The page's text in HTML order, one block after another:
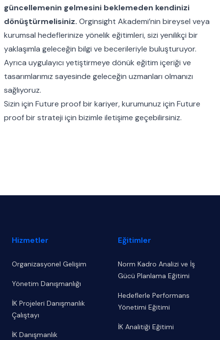
güncellemenin gelmesini beklemeden kendinizi
dönüştürmelisiniz. Orginsight Akademi’nin bireysel veya
kurumsal hedeflerinize yönelik eğitimleri, sizi yenilikçi bir
yaklaşımla geleceğin bilgi ve becerileriyle buluşturuyor.
Ayrıca uygulayıcı yetiştirmeye dönük eğitim içeriği ve
tasarımlarımız sayesinde geleceğin uzmanları olmanızı
sağlıyoruz.
Sizin için Future proof bir kariyer, kurumunuz için Future
proof bir strateji için bizimle iletişime geçebilirsiniz.
Hizmetler
Organizasyonel Gelişim
Yönetim Danışmanlığı
İK Projeleri Danışmanlık
Çalıştayı
İK Danışmanlık
Eğitimler
Norm Kadro Analizi ve İş
Gücü Planlama Eğitimi
Hedeflerle Performans
Yönetimi Eğitimi
İK Analitiği Eğitimi